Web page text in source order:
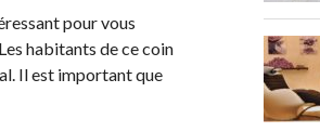
pour vous
habitants de ce coin
Il est important que